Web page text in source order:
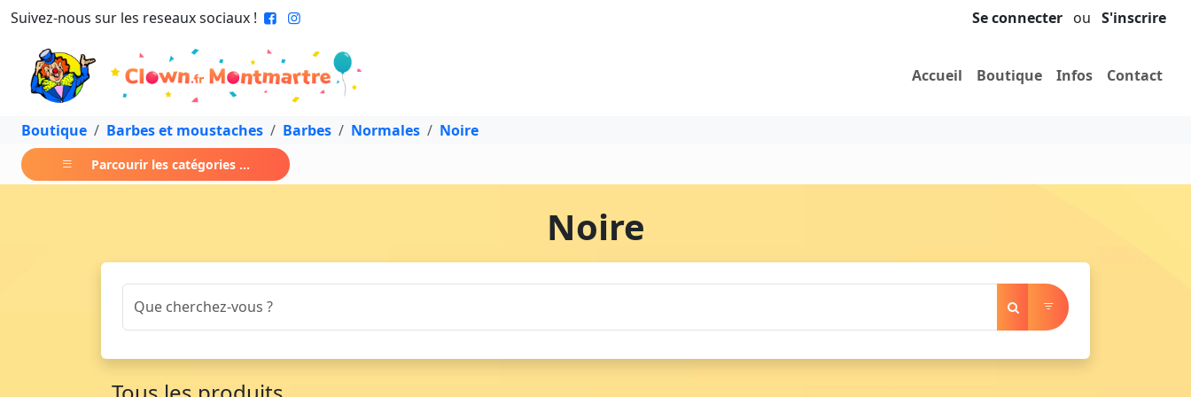
Suivez-nous sur les reseaux sociaux ! Se connecter ou S'inscrire
Accueil Boutique Infos Contact
Boutique Barbes et moustaches Barbes Normales Noire
Parcourir les catégories ...
Noire